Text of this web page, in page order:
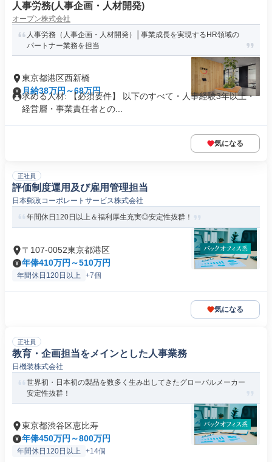
人事労務(人事企画・人材開発)
オープン株式会社
人事労務（人事企画・人材開発）│事業成長を実現するHR領域の
パートナー業務を担当
東京都港区西新橋
月給38万円～68万円
求める人材: 【必須要件】 以下のすべて・人事経験3年以上・
経営層・事業責任者との...
気になる
正社員
評価制度運用及び雇用管理担当
日本郵政コーポレートサービス株式会社
年間休日120日以上＆福利厚生充実◎安定性抜群！
〒107-0052東京都港区
年俸410万円～510万円
年間休日120日以上 +7個
気になる
正社員
教育・企画担当をメインとした人事業務
日機装株式会社
世界初・日本初の製品を数多く生み出してきたグローバルメーカー
安定性抜群！
東京都渋谷区恵比寿
年俸450万円～800万円
年間休日120日以上 +14個